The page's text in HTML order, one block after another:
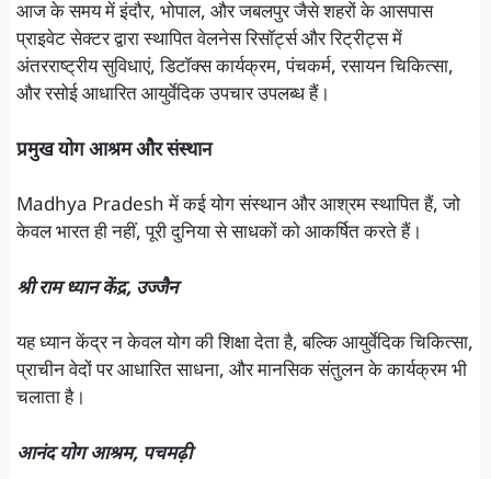
आज के समय में इंदौर, भोपाल, और जबलपुर जैसे शहरों के आसपास
प्राइवेट सेक्टर द्वारा स्थापित वेलनेस रिसॉर्ट्स और रिट्रीट्स में
अंतरराष्ट्रीय सुविधाएं, डिटॉक्स कार्यक्रम, पंचकर्म, रसायन चिकित्सा,
और रसोई आधारित आयुर्वेदिक उपचार उपलब्ध हैं।
प्रमुख योग आश्रम और संस्थान
Madhya Pradesh में कई योग संस्थान और आश्रम स्थापित हैं, जो
केवल भारत ही नहीं, पूरी दुनिया से साधकों को आकर्षित करते हैं।
श्री राम ध्यान केंद्र, उज्जैन
यह ध्यान केंद्र न केवल योग की शिक्षा देता है, बल्कि आयुर्वेदिक चिकित्सा,
प्राचीन वेदों पर आधारित साधना, और मानसिक संतुलन के कार्यक्रम भी
चलाता है।
आनंद योग आश्रम, पचमढ़ी